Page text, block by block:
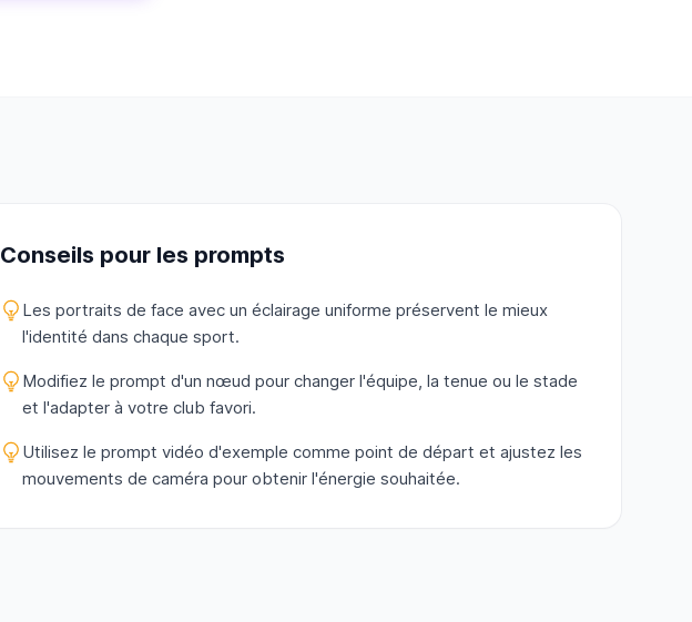
Conseils pour les prompts
Les portraits de face avec un éclairage uniforme préservent le mieux
l'identité dans chaque sport.
Modifiez le prompt d'un nœud pour changer l'équipe, la tenue ou le stade
et l'adapter à votre club favori.
Utilisez le prompt vidéo d'exemple comme point de départ et ajustez les
mouvements de caméra pour obtenir l'énergie souhaitée.